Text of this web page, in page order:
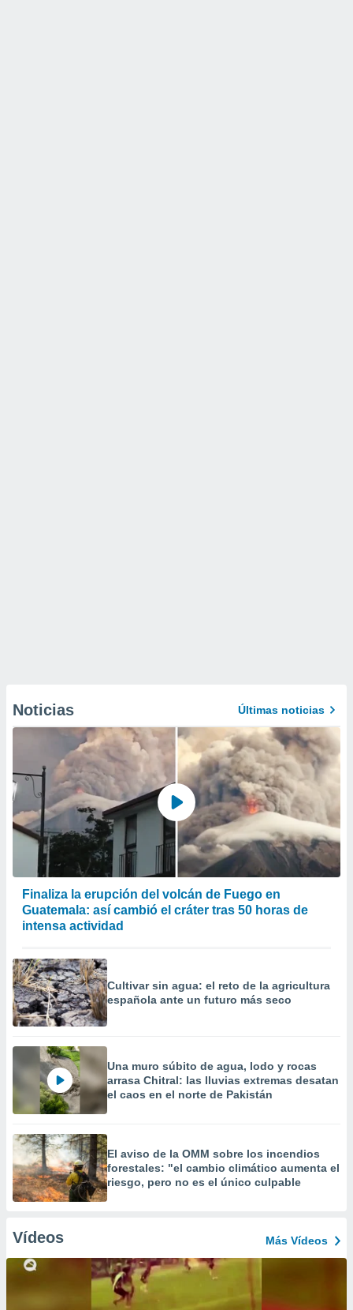
Noticias Últimas noticias
Finaliza la erupción del volcán de Fuego en
Guatemala: así cambió el cráter tras 50 horas de
intensa actividad
Cultivar sin agua: el reto de la agricultura
española ante un futuro más seco
Una muro súbito de agua, lodo y rocas
arrasa Chitral: las lluvias extremas desatan
el caos en el norte de Pakistán
El aviso de la OMM sobre los incendios
forestales: "el cambio climático aumenta el
riesgo, pero no es el único culpable
Vídeos Más Vídeos